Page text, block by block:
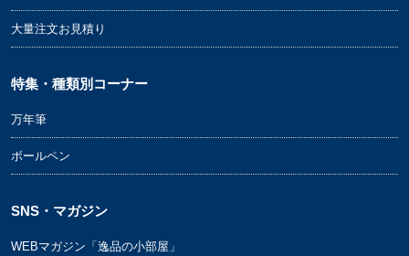
大量注文お見積り
特集・種類別コーナー
万年筆
ボールペン
SNS・マガジン
WEBマガジン「逸品の小部屋」